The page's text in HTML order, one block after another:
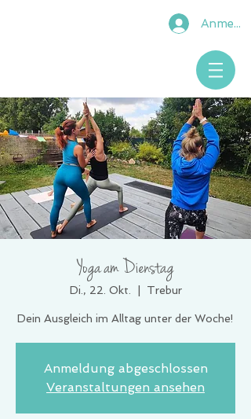
Anmelden
Yoga am Dienstag
Di., 22. Okt. Trebur
Dein Ausgleich im Alltag unter der Woche!
Anmeldung abgeschlossen
Veranstaltungen ansehen